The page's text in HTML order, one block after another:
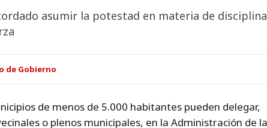
asumir la potestad en materia de
de Gobierno
de menos de 5.000 habitantes pueden delegar,
o plenos municipales, en la Administración de la